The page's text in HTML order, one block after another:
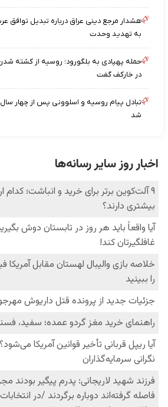
هشدار مرجع دینی عراق درباره تبدیل توافق
به تهدید وحدت
در خارکف گفت
تبادل پیام روسیه و اسلوونی پس از چهار
شد